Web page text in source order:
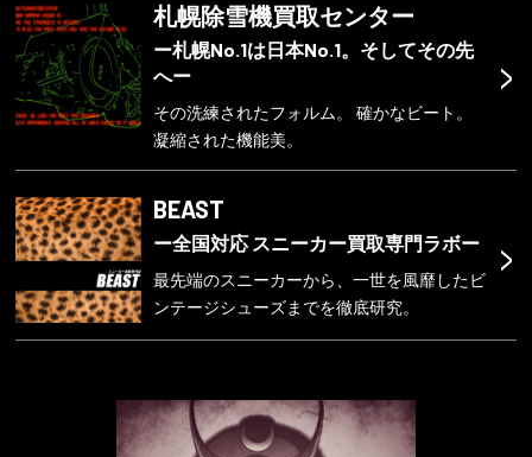
>
札幌除雪機買取センター
ー札幌No.1は日本No.1。そしてその先
へー
その洗練されたフォルム。 確かなビート。
凝縮された機能美。
>
BEAST
ー全国対応 スニーカー買取専門ラボー
最先端のスニーカーから、一世を風靡したビ
ンテージシューズまでを徹底研究。